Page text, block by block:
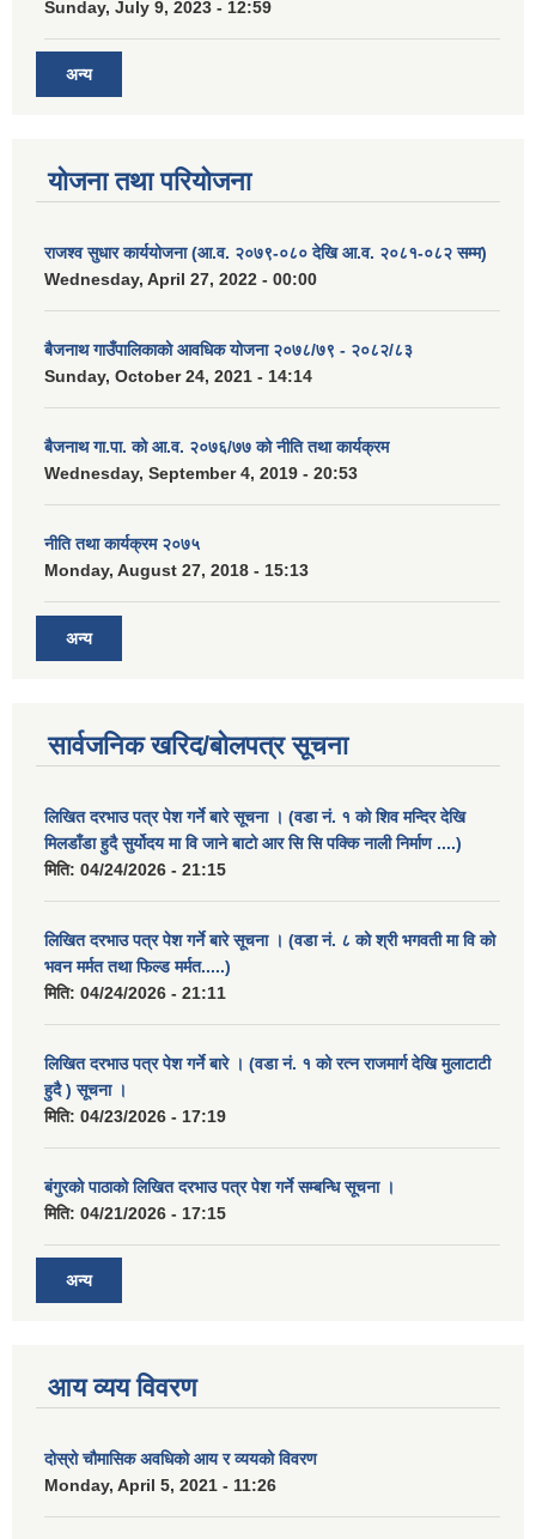
Sunday, July 9, 2023 - 12:59
अन्य
योजना तथा परियोजना
राजश्व सुधार कार्ययोजना (आ.व. २०७९-०८० देखि आ.व. २०८१-०८२ सम्म)
Wednesday, April 27, 2022 - 00:00
बैजनाथ गाउँपालिकाको आवधिक योजना २०७८/७९ - २०८२/८३
Sunday, October 24, 2021 - 14:14
बैजनाथ गा.पा. को आ.व. २०७६/७७ को नीति तथा कार्यक्रम
Wednesday, September 4, 2019 - 20:53
नीति तथा कार्यक्रम २०७५
Monday, August 27, 2018 - 15:13
अन्य
सार्वजनिक खरिद/बोलपत्र सूचना
लिखित दरभाउ पत्र पेश गर्ने बारे सूचना । (वडा नं. १ को शिव मन्दिर देखि
मिलडाँडा हुदै सुर्योदय मा वि जाने बाटो आर सि सि पक्कि नाली निर्माण ....)
मिति: 04/24/2026 - 21:15
लिखित दरभाउ पत्र पेश गर्ने बारे सूचना । (वडा नं. ८ को श्री भगवती मा वि को
भवन मर्मत तथा फिल्ड मर्मत.....)
मिति: 04/24/2026 - 21:11
लिखित दरभाउ पत्र पेश गर्ने बारे । (वडा नं. १ को रत्न राजमार्ग देखि मुलाटाटी
हुदै ) सूचना ।
मिति: 04/23/2026 - 17:19
बंगुरको पाठाको लिखित दरभाउ पत्र पेश गर्ने सम्बन्धि सूचना ।
मिति: 04/21/2026 - 17:15
अन्य
आय व्यय विवरण
दोस्रो चौमासिक अवधिको आय र व्ययको विवरण
Monday, April 5, 2021 - 11:26